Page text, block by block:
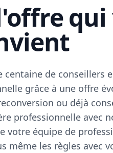
qui
centaine de conseillers
grâce à une offre
ou déjà
professionnelle avec
votre équipe de
même les règles avec